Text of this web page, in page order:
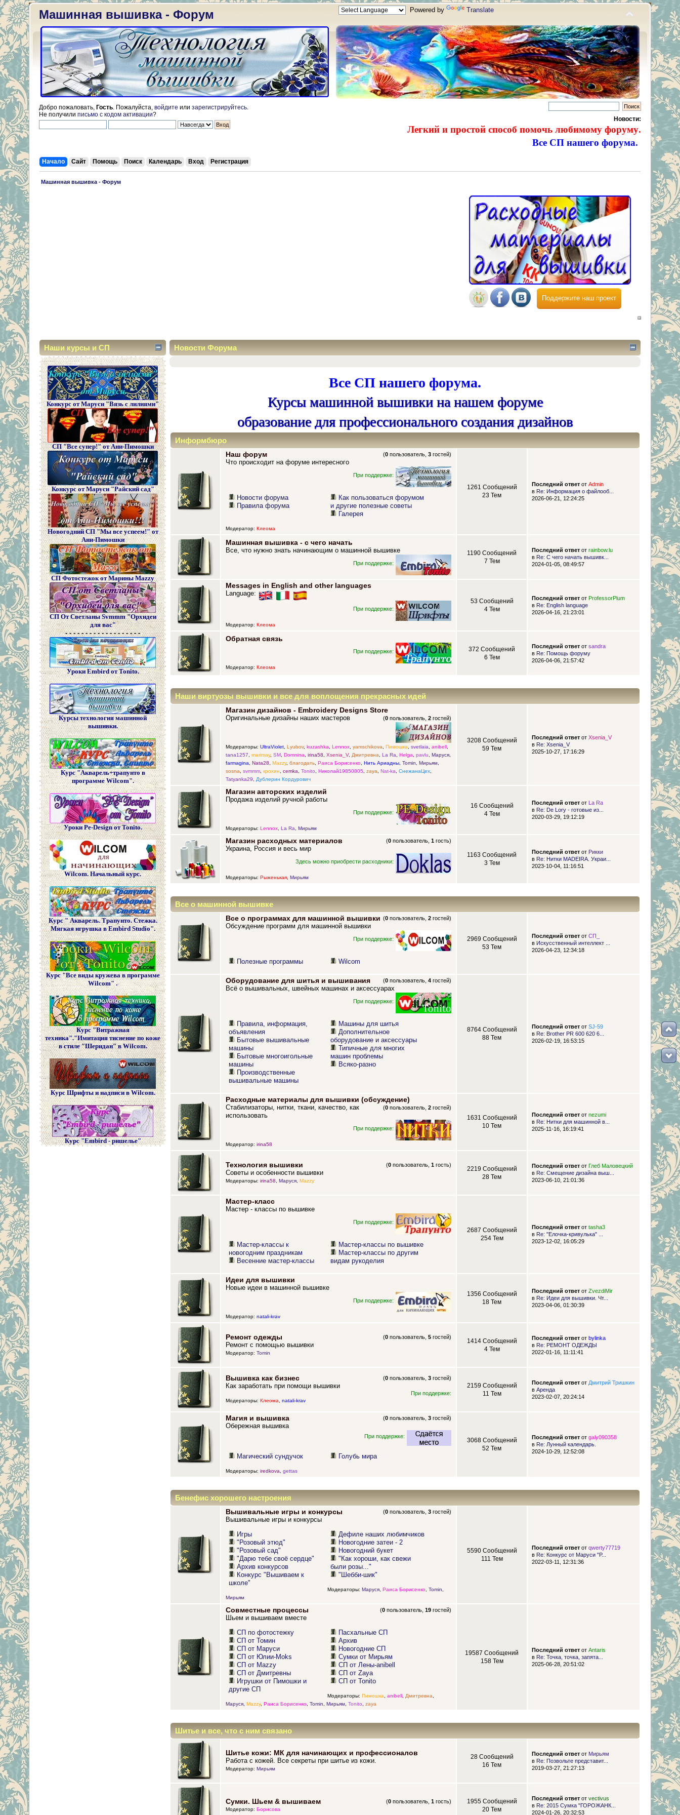
Машинная вышивка - Форум Powered by Translate
Добро пожаловать, Гость . Пожалуйста, войдите или зарегистрируйтесь
Не получили письмо с кодом активации?
Новости:
Легкий и простой способ помочь любимому форуму.
Все СП нашего форума.
Начало Сайт Помощь Поиск Календарь Вход Регистрация
Машинная вышивка - Форум
Поддержите наш проект
Наши курсы и СП
Конкурс от Маруси "Вязь с лилиями"
СП "Все супер!" от Ани-Пимошки
Конкурс от Маруси "Райский сад"
Новогодний СП "Мы все успеем!" от
Ани-Пимошки
СП Фотостежок от Марины Mazzy
СП От Светланы Svmmm "Орхидеи
для вас"
- - - - - - - - - - - - - - - - - - -
Уроки Embird от Tonito.
Курсы технология машинной
вышивки.
Курс "Акварель+трапунто в
программе Wilcom".
Уроки Pe-Design от Tonito.
Wilcom. Начальный курс.
Курс " Акварель. Трапунто. Стежка.
Мягкая игрушка в Embird Studio".
Курс "Все виды кружева в программе
Wilcom" .
Курс "Витражная
техника"."Имитация тиснение по коже
в стиле "Шеридан" в Wilcom.
Курс Шрифты и надписи в Wilcom.
Курс "Embird - ришелье"
Новости Форума
Все СП нашего форума.
Курсы машинной вышивки на нашем форуме
образование для профессионального создания дизайнов
Информбюро
Наш форум (0 пользователь,3 гостей)
Что происходит на форуме интересного
При поддержке:
Новости форума
Правила форума
Как пользоваться форумом
и другие полезные советы
Галерея
Модератор: Клеома
1261 Сообщений
23 Тем
Последний ответот Admin
в Re: Информация о файлооб...
2026-06-21, 12:24:25
Машинная вышивка - с чего начать
Все, что нужно знать начинающим о машинной вышивке
При поддержке:
1190 Сообщений
7 Тем
Последний ответот rainbow.lu
в Re: С чего начать вышивк...
2024-01-05, 08:49:57
Messages in English and other languages
Language:
При поддержке:
Модератор: Клеома
53 Сообщений
4 Тем
Последний ответот ProfessorPlum
в Re: English language
2026-04-16, 21:23:01
Обратная связь
При поддержке:
Модератор: Клеома
372 Сообщений
6 Тем
Последний ответот sandra
в Re: Помощь форуму
2026-04-06, 21:57:42
Наши виртуозы вышивки и все для воплощения прекрасных идей
Магазин дизайнов - Embroidery Designs Store
(0 пользователь,2 гостей)
Оригинальные дизайны наших мастеров
Модераторы: UltraViolet, Lyubov, kuzashka, Lennox, yamschikova, Пимошка, svetlaia, anibell,
tana1257, marimay, SM, Domnina, irina58, Xsenia_V, Дмитревна, La Ra, Helga, pavlu, Маруся,
farmagina, Nata28, Mazzy, благодать, Раиса Борисенко, Нить Ариадны, Tomin, Мирьям,
sosna, svmmm, крохин, cemka, Tonito, Николай19850805, zaya, Nat-ka, СнежанаЦех,
Tatyanka29, Дублерин Кордурович
3208 Сообщений
59 Тем
Последний ответот Xsenia_V
в Re: Xsenia_V
2025-10-27, 17:16:29
Магазин авторских изделий
Продажа изделий ручной работы
При поддержке:
Модераторы: Lennox, La Ra, Мирьям
16 Сообщений
4 Тем
Последний ответот
La Ra
в Re: De Lory - готовые из...
2020-03-29, 19:12:19
Магазин расходных материалов (0 пользователь,1 гость)
Украина, Россия и весь мир
Здесь можно приобрести расходники:
Модераторы: Рыженькая, Мирьям
1163 Сообщений
3 Тем
Последний ответот Рикки
в Re: Нитки MADEIRA. Украи...
2023-10-04, 11:16:51
Все о машинной вышивке
Все о программах для машинной вышивки (0 пользователь,2 гостей)
Обсуждение программ для машинной вышивки
При поддержке:
Полезные программы Wilcom
2969 Сообщений
53 Тем
Последний ответот СП_
в Искусственный интеллект ...
2026-04-23, 12:34:18
Оборудование для шитья и вышивания (0 пользователь,4 гостей)
Всё о вышивальных, швейных машинах и аксессуарах
При поддержке:
Правила, информация,
объявления
Бытовые вышивальные
машины
Бытовые многоигольные
машины
Производственные
вышивальные машины
Машины для шитья
Дополнительное
оборудование и аксессуары
Типичные для многих
машин проблемы
Всяко-разно
8764 Сообщений
88 Тем
Последний ответот SJ-59
в Re: Brother PR 600 620 6...
2026-02-19, 16:53:15
Расходные материалы для вышивки (обсуждение)
(0 пользователь,2 гостей)
Стабилизаторы, нитки, ткани, качество, как
использовать
При поддержке:
Модератор: irina58
1631 Сообщений
10 Тем
Последний ответот nezumi
в Re: Нитки для машинной в...
2025-11-16, 16:19:41
Технология вышивки (0 пользователь,1 гость)
Советы и особенности вышивки
Модераторы: irina58, Маруся, Mazzy
2219 Сообщений
28 Тем
Последний ответот Глеб Маловецкий
в Re: Смещение дизайна выш...
2023-06-10, 21:01:36
Мастер-класс
Мастер - классы по вышивке
При поддержке:
Мастер-классы к
новогодним праздникам
Весенние мастер-классы
Мастер-классы по вышивке
Мастер-классы по другим
видам рукоделия
2687 Сообщений
254 Тем
Последний ответот tasha3
в Re: "Елочка-кривулька" ...
2023-12-02, 16:05:29
Идеи для вышивки
Новые идеи в машинной вышивке
При поддержке:
Модератор: natali-krav
1356 Сообщений
18 Тем
Последний ответот ZvezdiMir
в Re: Идеи для вышивки. Чт...
2023-04-06, 01:30:39
Ремонт одежды (0 пользователь,5 гостей)
Ремонт с помощью вышивки
Модератор: Tomin
1414 Сообщений
4 Тем
Последний ответот bylinka
в Re: РЕМОНТ ОДЕЖДЫ
2022-01-16, 11:11:41
Вышивка как бизнес (0 пользователь,3 гостей)
Как заработать при помощи вышивки
При поддержке:
Модераторы: Клеома, natali-krav
2159 Сообщений
11 Тем
Последний ответот Дмитрий Тришкин
в Аренда
2023-02-07, 20:24:14
Магия и вышивка (0 пользователь,3 гостей)
Обережная вышивка
При поддержке:
Магический сундучок Голубь мира
Модераторы: iredkova gettas
3068 Сообщений
52 Тем
Последний ответот galy090358
в Re: Лунный календарь.
2024-10-29, 12:52:08
Бенефис хорошего настроения
Вышивальные игры и конкурсы (0 пользователь,3 гостей)
Вышивальные игры и конкурсы
Игры
"Розовый этюд"
"Розовый сад"
"Дарю тебе своё сердце"
Архив конкурсов
Конкурс "Вышиваем к
школе"
Дефиле наших любимчиков
Новогодние затеи - 2
Новогодний букет
"Как хороши, как свежи
были розы..."
"Шебби-шик"
Модераторы: Маруся, Раиса Борисенко, Tomin
Мирьям
5590 Сообщений
111 Тем
Последний ответот qwerty77719
в Re: Конкурс от Маруси "Р...
2022-03-11, 12:31:36
Совместные процессы (0 пользователь,19 гостей)
Шьем и вышиваем вместе
СП по фотостежку
СП от Томин
СП от Маруси
СП от Юлии-Moks
СП от Mazzy
СП от Дмитревны
Игрушки от Пимошки и
другие СП
Пасхальные СП
Архив
Новогодние СП
Сумки от Мирьям
СП от Лены-anibell
СП от Zaya
СП от Tonito
Модераторы: Пимошка anibell, Дмитревна
Маруся, Mazzy, Раиса Борисенко, Tomin Мирьям, Tonito zaya
19587 Сообщений
158 Тем
Последний ответот Antaris
в Re: Точка, точка, запята...
2025-06-28, 20:51:02
Шитье и все, что с ним связано
Шитье кожи: МК для начинающих и профессионалов
Работа с кожей. Все секреты при шитье из кожи.
Модератор: Мирьям
28 Сообщений
16 Тем
Последний ответот Мирьям
в Re: Позвольте представит...
2019-03-27, 21:27:13
Сумки. Шьем & вышиваем (0 пользователь,1 гость)
Модератор: Борисова
1955 Сообщений
20 Тем
Последний ответот vectivus
в Re: 2015 Сумка "ГОРОЖАНК...
2024-01-26, 20:32:53